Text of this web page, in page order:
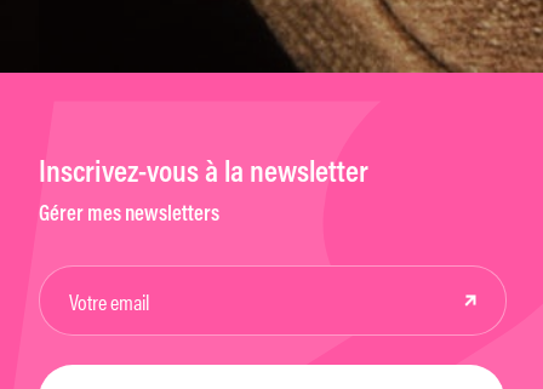
Inscrivez-vous à la newsletter
Gérer mes newsletters